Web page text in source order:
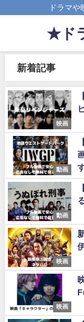
ドラマ
★ド
新着記事
映画
動画
動画
映画
映画